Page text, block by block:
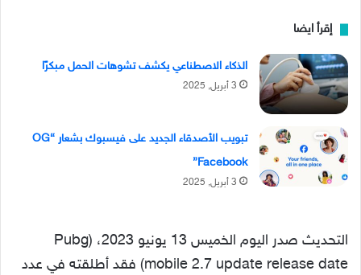
إقرأ ايضا
الذكاء الاصطناعي يكشف تشوهات الحمل مبكرًا
3 أبريل, 2025
تبويب الأصدقاء الجديد على فيسبوك بشعار “OG
Facebook”
3 أبريل, 2025
التحديث صدر اليوم الخميس 13 يونيو 2023، (Pubg
mobile 2.7 update release date) فقد أطلقته في عدد